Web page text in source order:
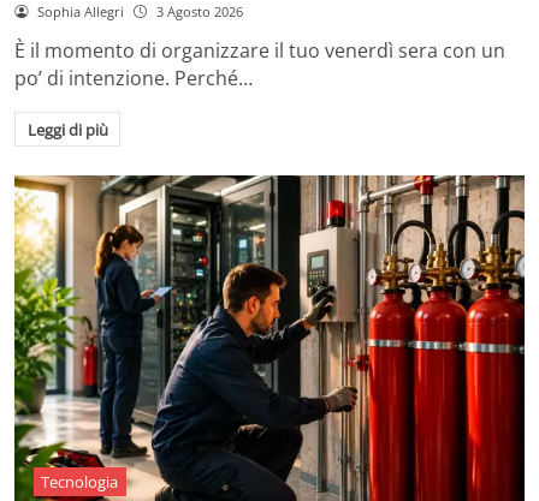
Sophia Allegri 3 Agosto 2026
È il momento di organizzare il tuo venerdì sera con un
po’ di intenzione. Perché…
Leggi di più
Tecnologia